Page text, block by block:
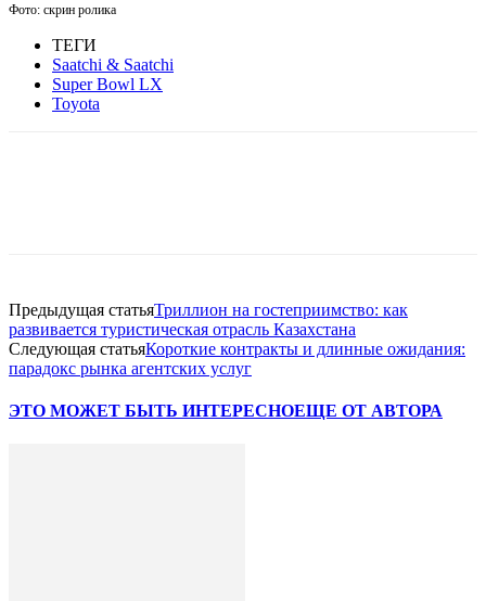
Фото: скрин ролика
ТЕГИ
Saatchi & Saatchi
Super Bowl LX
Toyota
Предыдущая статьяТриллион на гостеприимство: как
развивается туристическая отрасль Казахстана
Следующая статьяКороткие контракты и длинные ожидания:
парадокс рынка агентских услуг
ЭТО МОЖЕТ БЫТЬ ИНТЕРЕСНОЕЩЕ ОТ АВТОРА